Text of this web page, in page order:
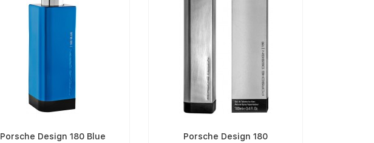
Porsche Design 180 Blue Porsche Design 180